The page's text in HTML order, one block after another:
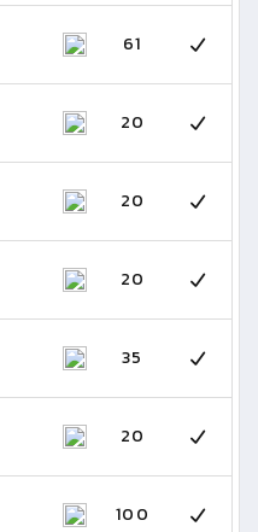
61
20
20
20
35
20
100